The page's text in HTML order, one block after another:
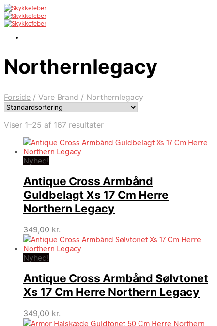
Northernlegacy
Forside / Vare Brand / Northernlegacy
Viser 1–25 af 167 resultater
Nyhed!
Antique Cross Armbånd
Guldbelagt Xs 17 Cm Herre
Northern Legacy
349,00 kr.
Nyhed!
Antique Cross Armbånd Sølvtonet
Xs 17 Cm Herre Northern Legacy
349,00 kr.